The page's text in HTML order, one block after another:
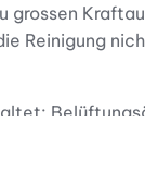
grossen
Reinigung